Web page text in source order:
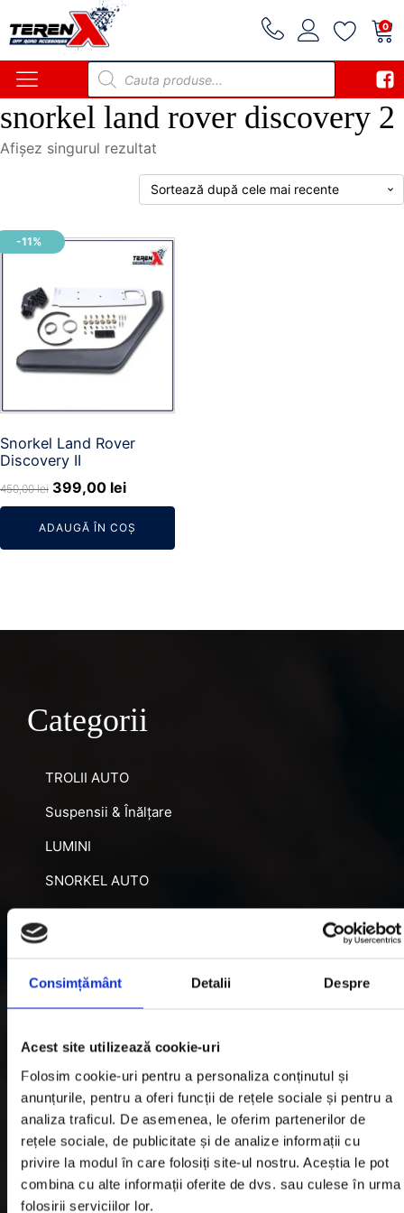
Consimțământ Detalii Despre
Acest site utilizează cookie-uri
Folosim cookie-uri pentru a personaliza conținutul și
anunțurile, pentru a oferi funcții de rețele sociale și pentru a
analiza traficul. De asemenea, le oferim partenerilor de
rețele sociale, de publicitate și de analize informații cu
privire la modul în care folosiți site-ul nostru. Aceștia le pot
combina cu alte informații oferite de dvs. sau culese în urma
folosirii serviciilor lor.
0
Products
search
snorkel land rover discovery 2
Afișez singurul rezultat
-11%
Snorkel Land Rover
Discovery II
450,00lei Prețul
inițial
a
fost:
399,00 leiPrețul
curent
este:
399,00 lei.
ADAUGĂ ÎN COȘ
Categorii
TROLII AUTO
Suspensii & Înălțare
LUMINI
SNORKEL AUTO
ACCESORII RECUPERARE
DISTANTIERE
Informatii utile
Informatii Livrare
Garantie si Retur
Formular Retur